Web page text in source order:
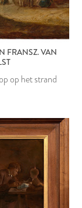
FRANSZ. VAN
op het strand